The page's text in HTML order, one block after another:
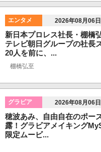
エンタメ 2026年08月06日
新日本プロレス社長・棚橋
テレビ朝日グループの社長
20人を前に、...
棚橋弘至
グラビア 2026年08月06日
穂波あみ、自由自在のポー
露！グラビアメイキング
限定ムービ...